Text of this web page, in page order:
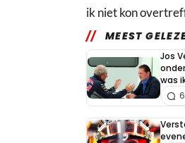
ik niet kon
MEEST
Jos
was
6